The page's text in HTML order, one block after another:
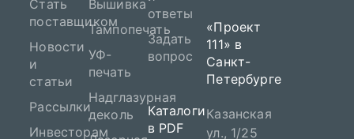
Стать
поставщиком
Новости
и
статьи
Рассылки
Инвесторам
Вышивка
Тампопечать
УФ-
печать
Надглазурная
деколь
ответы
Задать
вопрос
Каталоги
в PDF
«Проект
111» в
Санкт-
Петербурге
Казанская
ул., 1/25